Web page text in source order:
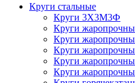
Круги стальные
Круги 3Х3М3Ф
Круги
Круги
Круги
Круги
Круги